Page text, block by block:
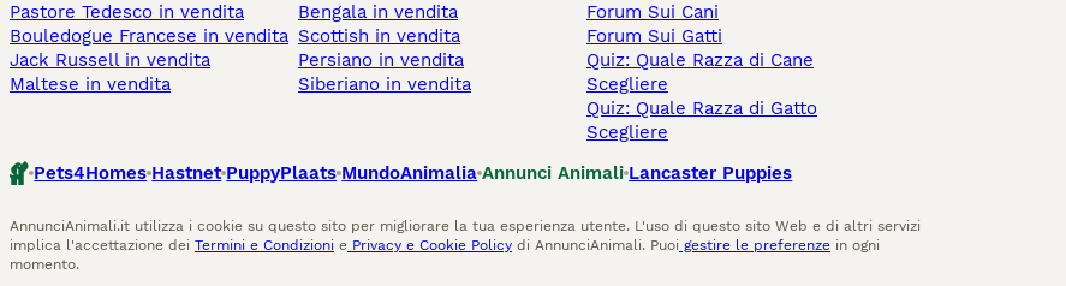
Pastore Tedesco in vendita
Bouledogue Francese in vendita
Jack Russell in vendita
Maltese in vendita
Bengala in vendita
Scottish in vendita
Persiano in vendita
Siberiano in vendita
Forum Sui Cani
Forum Sui Gatti
Quiz: Quale Razza di Cane
Scegliere
Quiz: Quale Razza di Gatto
Scegliere
Pets4Homes Hastnet PuppyPlaats MundoAnimalia Annunci Animali Lancaster Puppies
AnnunciAnimali.it utilizza i cookie su questo sito per migliorare la tua esperienza utente. L'uso di questo sito Web e di altri servizi
implica l'accettazione dei Termini e Condizioni e Privacy e Cookie Policy di AnnunciAnimali. Puoi gestire le preferenze in ogni
momento.